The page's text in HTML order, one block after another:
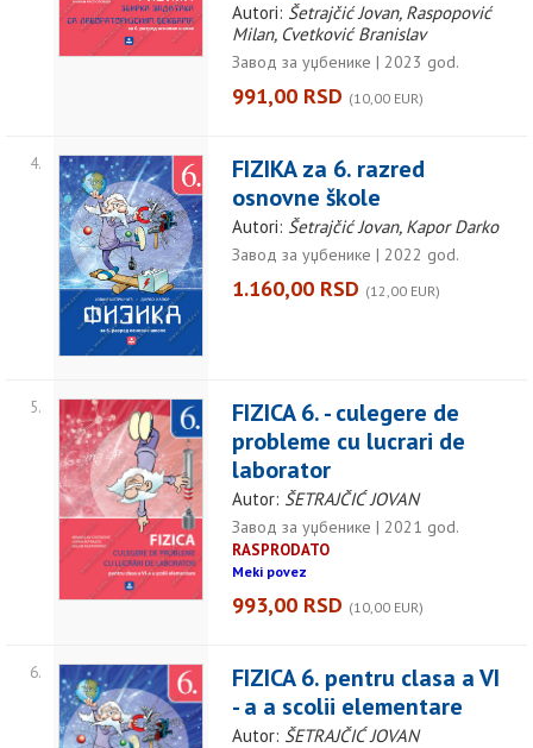
Autori: Šetrajčić Jovan, Raspopović
Milan, Cvetković Branislav
Завод за уџбенике | 2023 god.
991,00 RSD (10,00 EUR)
4.
FIZIKA za 6. razred
osnovne škole
Autori: Šetrajčić Jovan, Kapor Darko
Завод за уџбенике | 2022 god.
1.160,00 RSD (12,00 EUR)
5.
FIZICA 6. - culegere de
probleme cu lucrari de
laborator
Autor: ŠETRAJČIĆ JOVAN
Завод за уџбенике | 2021 god.
RASPRODATO
Meki povez
993,00 RSD (10,00 EUR)
6.
FIZICA 6. pentru clasa a VI
- a a scolii elementare
Autor: ŠETRAJČIĆ JOVAN